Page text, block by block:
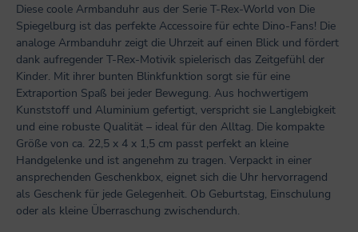
Diese coole Armbanduhr aus der Serie T-Rex-World von Die
Spiegelburg ist das perfekte Accessoire für echte Dino-Fans! Die
analoge Armbanduhr zeigt die Uhrzeit auf einen Blick und fördert
dank aufregender T-Rex-Motivik spielerisch das Zeitgefühl der
Kinder. Mit ihrer bunten Blinkfunktion sorgt sie für eine
Extraportion Spaß bei jeder Bewegung. Aus hochwertigem
Kunststoff und Aluminium gefertigt, verspricht sie Langlebigkeit
und eine robuste Qualität – ideal für den Alltag. Die kompakte
Größe von ca. 22,5 x 4 x 1,5 cm passt perfekt an kleine
Handgelenke und ist angenehm zu tragen. Verpackt in einer
ansprechenden Geschenkbox, eignet sich die Uhr hervorragend
als Geschenk für jede Gelegenheit. Ob Geburtstag, Einschulung
oder als kleine Überraschung zwischendurch.